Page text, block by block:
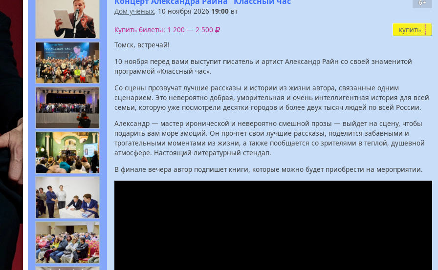
6+
Дом ученых, 10 ноября 2026 19:00 вт
Купить билеты: 1 200 — 2 500
купить
Томск, встречай!
10 ноября перед вами выступит писатель и артист Александр Райн со своей знаменитой
программой «Классный час».
Со сцены прозвучат лучшие рассказы и истории из жизни автора, связанные одним
сценарием. Это невероятно добрая, уморительная и очень интеллигентная история для всей
семьи, которую уже посмотрели десятки городов и более двух тысяч людей по всей России.
Александр — мастер иронической и невероятно смешной прозы — выйдет на сцену, чтобы
подарить вам море эмоций. Он прочтет свои лучшие рассказы, поделится забавными и
трогательными моментами из жизни, а также пообщается со зрителями в теплой, душевной
атмосфере. Настоящий литературный стендап.
В финале вечера автор подпишет книги, которые можно будет приобрести на мероприятии.